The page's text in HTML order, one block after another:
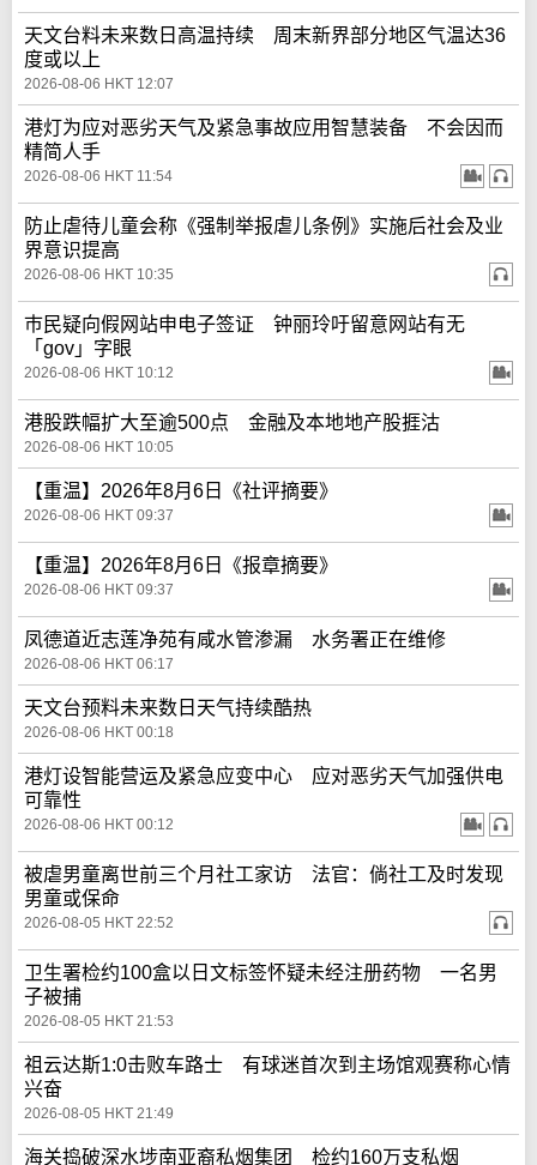
天文台料未来数日高温持续 周末新界部分地区气温达36
度或以上
2026-08-06 HKT 12:07
港灯为应对恶劣天气及紧急事故应用智慧装备 不会因而
精简人手
2026-08-06 HKT 11:54
防止虐待儿童会称《强制举报虐儿条例》实施后社会及业
界意识提高
2026-08-06 HKT 10:35
巿民疑向假网站申电子签证 钟丽玲吁留意网站有无
「gov」字眼
2026-08-06 HKT 10:12
港股跌幅扩大至逾500点 金融及本地地产股捱沽
2026-08-06 HKT 10:05
【重温】2026年8月6日《社评摘要》
2026-08-06 HKT 09:37
【重温】2026年8月6日《报章摘要》
2026-08-06 HKT 09:37
凤德道近志莲净苑有咸水管渗漏 水务署正在维修
2026-08-06 HKT 06:17
天文台预料未来数日天气持续酷热
2026-08-06 HKT 00:18
港灯设智能营运及紧急应变中心 应对恶劣天气加强供电
可靠性
2026-08-06 HKT 00:12
被虐男童离世前三个月社工家访 法官：倘社工及时发现
男童或保命
2026-08-05 HKT 22:52
卫生署检约100盒以日文标签怀疑未经注册药物 一名男
子被捕
2026-08-05 HKT 21:53
祖云达斯1:0击败车路士 有球迷首次到主场馆观赛称心情
兴奋
2026-08-05 HKT 21:49
海关捣破深水埗南亚裔私烟集团 检约160万支私烟